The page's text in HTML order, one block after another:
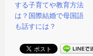
する子育てや教育方法
は？国際結婚で母国語
も話すには？